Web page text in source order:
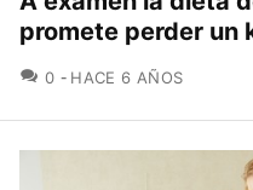
promete perder un
0 COMENTARIOS
HACE 6 AÑOS